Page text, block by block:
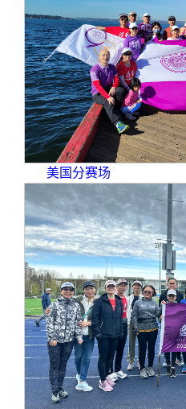
美国分赛场